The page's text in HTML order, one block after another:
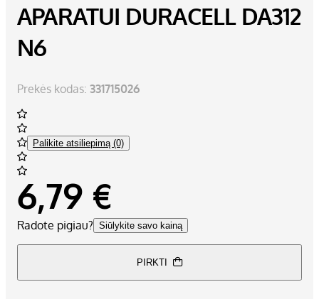
APARATUI DURACELL DA312
N6
Prekės kodas: 331715026
Palikite atsiliepimą (0)
6,79 €
Radote pigiau? Siūlykite savo kainą
PIRKTI